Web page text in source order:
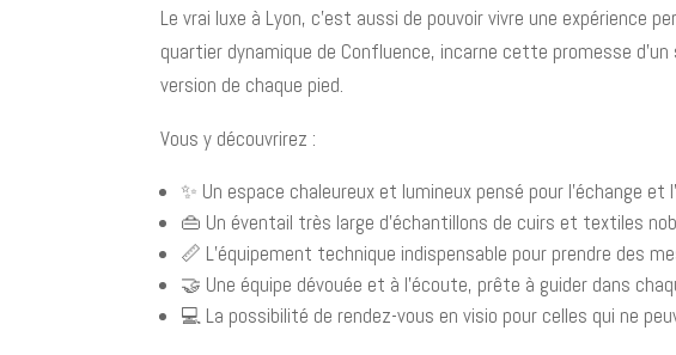
Le vrai luxe à Lyon, c’est aussi de pouvoir vivre une expérience
quartier dynamique de Confluence, incarne cette promesse
version de chaque pied.
Vous y découvrirez :
✨ Un espace chaleureux et lumineux pensé pour l’échange et
👜 Un éventail très large d’échantillons de cuirs et textiles
📏 L’équipement technique indispensable pour prendre des
🤝 Une équipe dévouée et à l’écoute, prête à guider dans
💻 La possibilité de rendez-vous en visio pour celles qui ne